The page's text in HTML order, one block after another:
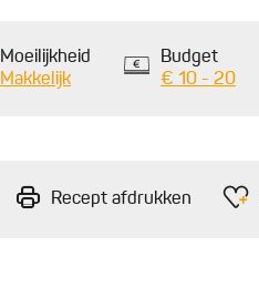
Moeilijkheid
Makkelijk
Budget
€ 10 - 20
Recept afdrukken